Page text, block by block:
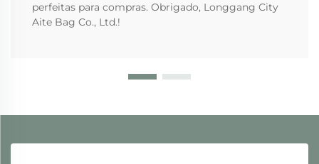
perfeitas para compras. Obrigado, Longgang City
Aite Bag Co., Ltd.!